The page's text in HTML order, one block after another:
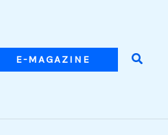
E-MAGAZINE